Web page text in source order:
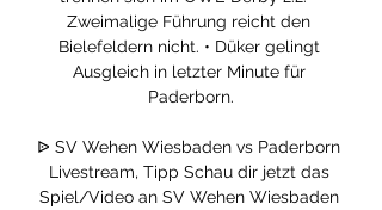
Zweimalige Führung reicht den
Bielefeldern nicht. • Düker gelingt
Ausgleich in letzter Minute für
Paderborn.
ᐉ SV Wehen Wiesbaden vs Paderborn
Livestream, Tipp Schau dir jetzt das
Spiel/Video an SV Wehen Wiesbaden